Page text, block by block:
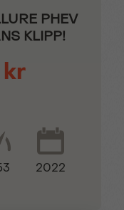
ifylld
med
PHEV
KLIPP!
2022